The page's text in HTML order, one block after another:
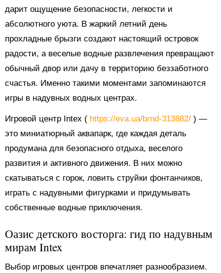
дарит ощущение безопасности, легкости и
абсолютного уюта. В жаркий летний день
прохладные брызги создают настоящий островок
радости, а веселые водные развлечения превращают
обычный двор или дачу в территорию беззаботного
счастья. Именно такими моментами запоминаются
игры в надувных водных центрах.
Игровой центр Intex ( https://eva.ua/brnd-313882/ ) —
это миниатюрный аквапарк, где каждая деталь
продумана для безопасного отдыха, веселого
развития и активного движения. В них можно
скатываться с горок, ловить струйки фонтанчиков,
играть с надувными фигурками и придумывать
собственные водные приключения.
Оазис детского восторга: гид по надувным
мирам Intex
Выбор игровых центров впечатляет разнообразием.